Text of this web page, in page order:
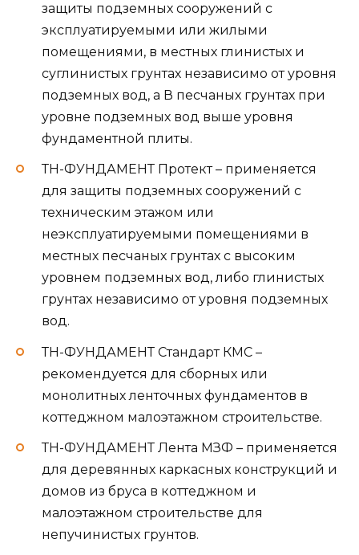
защиты подземных сооружений с
эксплуатируемыми или жилыми
помещениями, в местных глинистых и
суглинистых грунтах независимо от уровня
подземных вод, а В песчаных грунтах при
уровне подземных вод выше уровня
фундаментной плиты.
ТН-ФУНДАМЕНТ Протект – применяется
для защиты подземных сооружений с
техническим этажом или
неэксплуатируемыми помещениями в
местных песчаных грунтах с высоким
уровнем подземных вод, либо глинистых
грунтах независимо от уровня подземных
вод.
ТН-ФУНДАМЕНТ Стандарт КМС –
рекомендуется для сборных или
монолитных ленточных фундаментов в
коттеджном малоэтажном строительстве.
ТН-ФУНДАМЕНТ Лента МЗФ – применяется
для деревянных каркасных конструкций и
домов из бруса в коттеджном и
малоэтажном строительстве для
непучинистых грунтов.